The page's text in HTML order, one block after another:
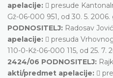
apelacije:  presude
Gž-06-000 951, od 30. 5. 2006.
PODNOSITELJ: Radosav Jović
apelacije:  presuda
110-0-Kž-06-000 115, od 25. 7.
2424/06 PODNOSITELJ:
akti/predmet apelacije: 